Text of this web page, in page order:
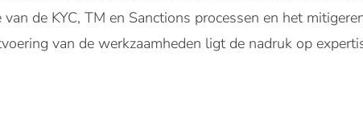
de KYC, TM en Sanctions processen en het
van de werkzaamheden ligt de nadruk op